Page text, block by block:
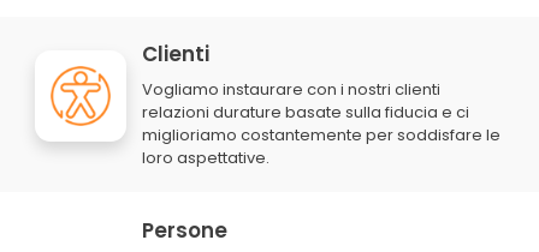
Clienti
Vogliamo instaurare con i nostri clienti
relazioni durature basate sulla fiducia e ci
miglioriamo costantemente per soddisfare le
loro aspettative.
Persone